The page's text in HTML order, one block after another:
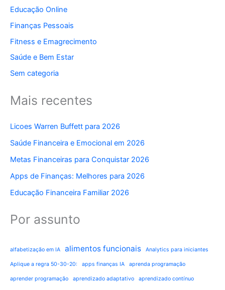
Educação Online
Finanças Pessoais
Fitness e Emagrecimento
Saúde e Bem Estar
Sem categoria
Mais recentes
Licoes Warren Buffett para 2026
Saúde Financeira e Emocional em 2026
Metas Financeiras para Conquistar 2026
Apps de Finanças: Melhores para 2026
Educação Financeira Familiar 2026
Por assunto
alfabetização em IA alimentos funcionais Analytics para iniciantes
Aplique a regra 50-30-20: apps finanças IA aprenda programação
aprender programação aprendizado adaptativo aprendizado contínuo